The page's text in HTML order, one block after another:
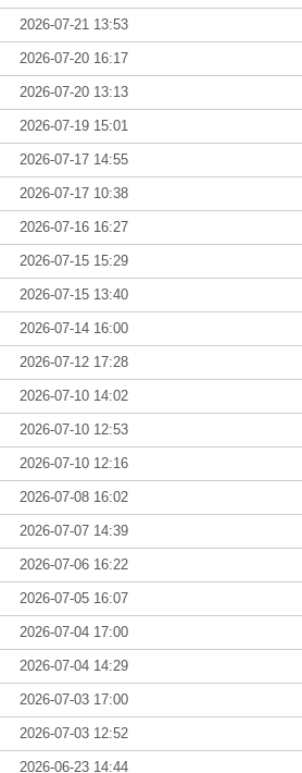
2026-07-21 13:53
2026-07-20 16:17
2026-07-20 13:13
2026-07-19 15:01
2026-07-17 14:55
2026-07-17 10:38
2026-07-16 16:27
2026-07-15 15:29
2026-07-15 13:40
2026-07-14 16:00
2026-07-12 17:28
2026-07-10 14:02
2026-07-10 12:53
2026-07-10 12:16
2026-07-08 16:02
2026-07-07 14:39
2026-07-06 16:22
2026-07-05 16:07
2026-07-04 17:00
2026-07-04 14:29
2026-07-03 17:00
2026-07-03 12:52
2026-06-23 14:44